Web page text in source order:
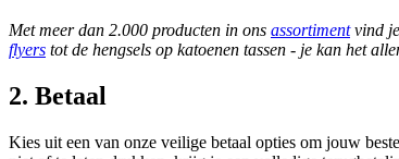
Met meer dan 2.000 producten in ons assortimentvind je
flyers tot de hengsels op katoenen tassen - je kan het
2. Betaal
Kies uit een van onze veilige betaal opties om jouw